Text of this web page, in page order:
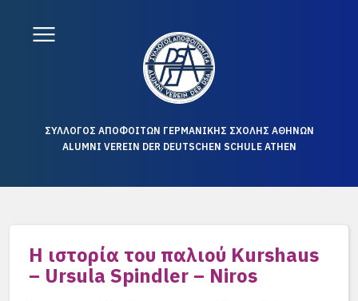
ΣΥΛΛΟΓΟΣ ΑΠΟΦΟΙΤΩΝ ΓΕΡΜΑΝΙΚΗΣ ΣΧΟΛΗΣ ΑΘΗΝΩΝ
ALUMNI VEREIN DER DEUTSCHEN SCHULE ATHEN
Η ιστορία του παλιού Kurshaus
– Ursula Spindler – Niros